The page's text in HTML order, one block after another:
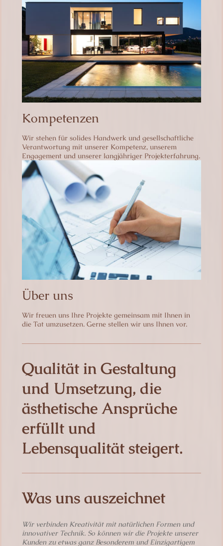
Kompetenzen
Wir stehen für solides Handwerk und gesellschaftliche
Verantwortung mit unserer Kompetenz, unserem
Engagement und unserer langjähriger Projekterfahrung.
Über uns
Wir freuen uns Ihre Projekte gemeinsam mit Ihnen in
die Tat umzusetzen. Gerne stellen wir uns Ihnen vor.
Qualität in Gestaltung
und Umsetzung, die
ästhetische Ansprüche
erfüllt und
Lebensqualität steigert.
Was uns auszeichnet
Wir verbinden Kreativität mit natürlichen Formen und
innovativer Technik. So können wir die Projekte unserer
Kunden zu etwas ganz Besonderem und Einzigartigem